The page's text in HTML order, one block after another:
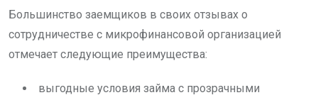
Большинство заемщиков в своих отзывах о
сотрудничестве с микрофинансовой организацией
отмечает следующие преимущества:
выгодные условия займа с прозрачными